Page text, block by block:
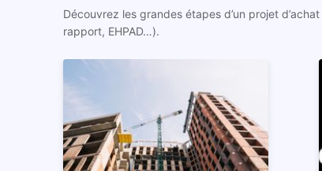
Découvrez les grandes étapes d’un projet
rapport, EHPAD…).